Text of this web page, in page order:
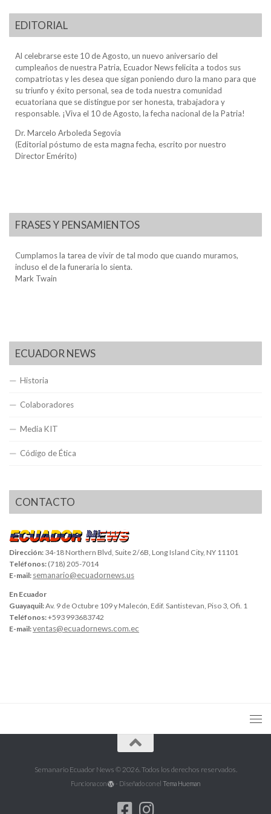
EDITORIAL
Al celebrarse este 10 de Agosto, un nuevo aniversario del
cumpleaños de nuestra Patria, Ecuador News felicita a todos sus
compatriotas y les desea que sigan poniendo duro la mano para que
su triunfo y éxito personal, sea de toda nuestra comunidad
ecuatoriana que se distingue por ser honesta, trabajadora y
responsable. ¡Viva el 10 de Agosto, la fecha nacional de la Patria!
Dr. Marcelo Arboleda Segovia
(Editorial póstumo de esta magna fecha, escrito por nuestro
Director Emérito)
FRASES Y PENSAMIENTOS
Cumplamos la tarea de vivir de tal modo que cuando muramos,
incluso el de la funeraria lo sienta.
Mark Twain
ECUADOR NEWS
Historia
Colaboradores
Media KIT
Código de Ética
CONTACTO
Dirección: 34-18 Northern Blvd, Suite 2/6B, Long Island City, NY 11101
Teléfonos: (718) 205-7014
E-mail: semanario@ecuadornews.us
En Ecuador
Guayaquil:Av. 9 de Octubre 109 y Malecón, Edif. Santistevan, Piso 3, Ofi. 1
Teléfonos:+593 993683742
E-mail:ventas@ecuadornews.com.ec
Semanario Ecuador News © 2026. Todos los derechos reservados.
Funciona con - Diseñado con el Tema Hueman